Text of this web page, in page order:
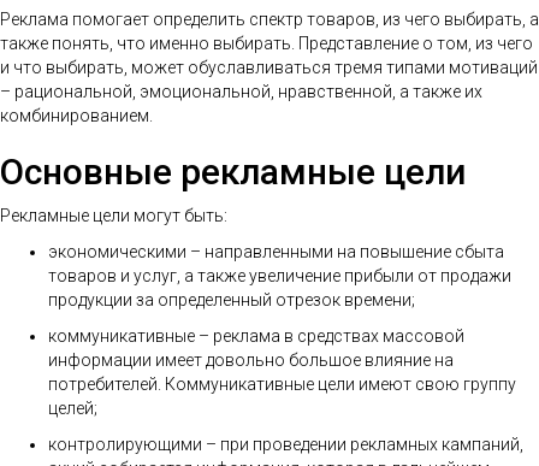
Реклама помогает определить спектр товаров, из чего выбирать, а
также понять, что именно выбирать. Представление о том, из чего
и что выбирать, может обуславливаться тремя типами мотиваций
– рациональной, эмоциональной, нравственной, а также их
комбинированием.
Основные рекламные цели
Рекламные цели могут быть:
экономическими – направленными на повышение сбыта
товаров и услуг, а также увеличение прибыли от продажи
продукции за определенный отрезок времени;
коммуникативные – реклама в средствах массовой
информации имеет довольно большое влияние на
потребителей. Коммуникативные цели имеют свою группу
целей;
контролирующими – при проведении рекламных кампаний,